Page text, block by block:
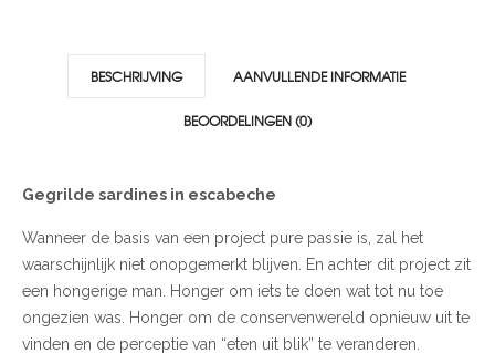
BESCHRIJVING AANVULLENDE INFORMATIE
BEOORDELINGEN (0)
Gegrilde sardines in escabeche
Wanneer de basis van een project pure passie is, zal het
waarschijnlijk niet onopgemerkt blijven. En achter dit project zit
een hongerige man. Honger om iets te doen wat tot nu toe
ongezien was. Honger om de conservenwereld opnieuw uit te
vinden en de perceptie van “eten uit blik” te veranderen.